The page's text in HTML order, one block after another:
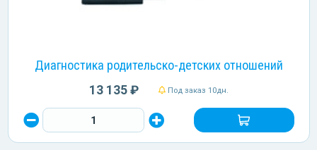
Диагностика родительско-детских отношений
13 135 ₽ Под заказ 10дн.